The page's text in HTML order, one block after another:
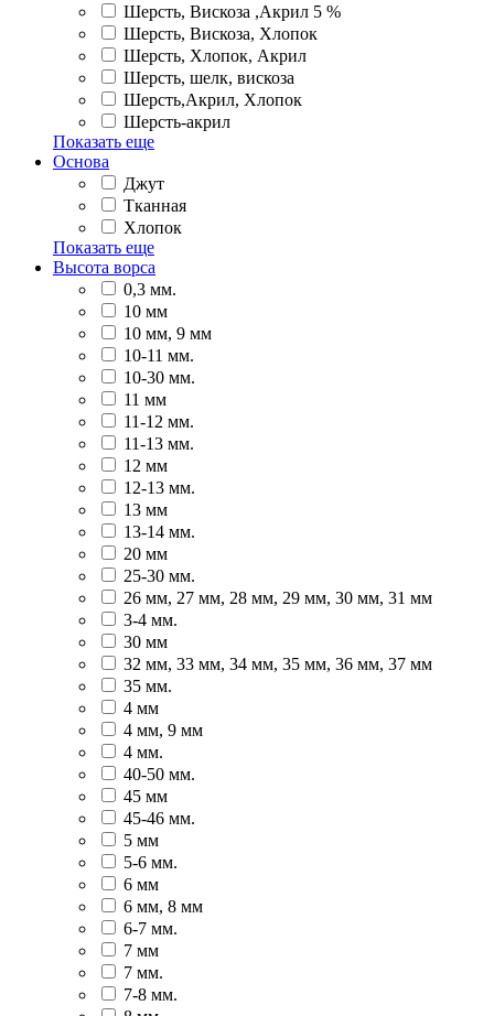
Шерсть, Вискоза ,Акрил 5 %
Шерсть, Вискоза, Хлопок
Шерсть, Хлопок, Акрил
Шерсть, шелк, вискоза
Шерсть,Акрил, Хлопок
Шерсть-акрил
Показать еще
Основа
Джут
Тканная
Хлопок
Показать еще
Высота ворса
0,3 мм.
10 мм
10 мм, 9 мм
10-11 мм.
10-30 мм.
11 мм
11-12 мм.
11-13 мм.
12 мм
12-13 мм.
13 мм
13-14 мм.
20 мм
25-30 мм.
26 мм, 27 мм, 28 мм, 29 мм, 30 мм, 31 мм
3-4 мм.
30 мм
32 мм, 33 мм, 34 мм, 35 мм, 36 мм, 37 мм
35 мм.
4 мм
4 мм, 9 мм
4 мм.
40-50 мм.
45 мм
45-46 мм.
5 мм
5-6 мм.
6 мм
6 мм, 8 мм
6-7 мм.
7 мм
7 мм.
7-8 мм.